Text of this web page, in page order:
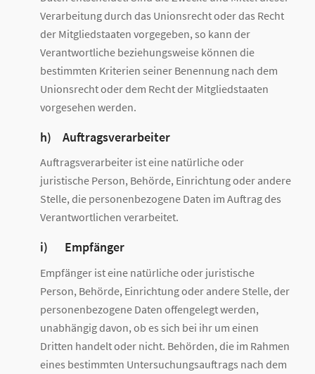
Verarbeitung durch das Unionsrecht oder das Recht
der Mitgliedstaaten vorgegeben, so kann der
Verantwortliche beziehungsweise können die
bestimmten Kriterien seiner Benennung nach dem
Unionsrecht oder dem Recht der Mitgliedstaaten
vorgesehen werden.
h) Auftragsverarbeiter
Auftragsverarbeiter ist eine natürliche oder
juristische Person, Behörde, Einrichtung oder andere
Stelle, die personenbezogene Daten im Auftrag des
Verantwortlichen verarbeitet.
i) Empfänger
Empfänger ist eine natürliche oder juristische
Person, Behörde, Einrichtung oder andere Stelle, der
personenbezogene Daten offengelegt werden,
unabhängig davon, ob es sich bei ihr um einen
Dritten handelt oder nicht. Behörden, die im Rahmen
eines bestimmten Untersuchungsauftrags nach dem